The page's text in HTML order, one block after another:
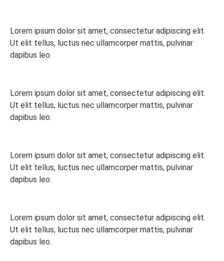
Lorem ipsum dolor sit amet, consectetur adipiscing elit.
Ut elit tellus, luctus nec ullamcorper mattis, pulvinar
dapibus leo.
Lorem ipsum dolor sit amet, consectetur adipiscing elit.
Ut elit tellus, luctus nec ullamcorper mattis, pulvinar
dapibus leo.
Lorem ipsum dolor sit amet, consectetur adipiscing elit.
Ut elit tellus, luctus nec ullamcorper mattis, pulvinar
dapibus leo.
Lorem ipsum dolor sit amet, consectetur adipiscing elit.
Ut elit tellus, luctus nec ullamcorper mattis, pulvinar
dapibus leo.